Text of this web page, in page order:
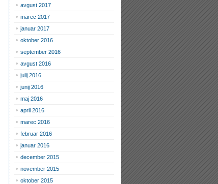
avgust 2017
marec 2017
januar 2017
oktober 2016
september 2016
avgust 2016
julij 2016
junij 2016
maj 2016
april 2016
marec 2016
februar 2016
januar 2016
december 2015
november 2015
oktober 2015